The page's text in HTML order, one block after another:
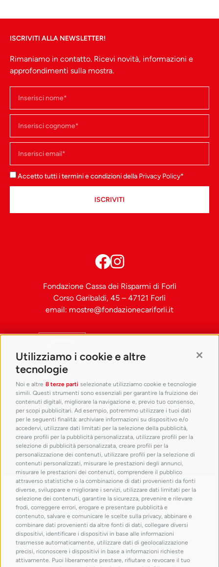
Utilizziamo i cookie e altre
tecnologie
Noi e altre 8 terze parti selezionate utilizziamo cookie e tecnologie
simili. Questi strumenti sono essenziali per garantire la fruizione dei
contenuti digitali, migliorare la navigazione e, previo tuo consenso,
per scopi pubblicitari. Ad esempio, potremmo utilizzare i tuoi dati
per le seguenti finalità: archiviare informazioni su dispositivo e/o
accedervi, utilizzare dati limitati per la selezione della pubblicità,
creare profili per la pubblicità personalizzata, utilizzare profili per la
selezione di pubblicità personalizzata, creare profili per la
personalizzazione dei contenuti, utilizzare profili per la selezione di
contenuti personalizzati, misurare le prestazioni degli annunci,
misurare le prestazioni dei contenuti, comprendere il pubblico
attraverso statistiche o la combinazione di dati provenienti da fonti
diverse, sviluppare e migliorare i servizi, utilizzare dati limitati per la
selezione dei contenuti, garantire la sicurezza, prevenire e rilevare
frodi, correggere errori, erogare e presentare pubblicità e
contenuto, salvare e comunicare le scelte sulla privacy, abbinare e
combinare dati provenienti da altre fonti di dati, collegare diversi
dispositivi, identificare i dispositivi in base alle informazioni
trasmesse automaticamente, utilizzare dati di geolocalizzazione
precisi, riconoscere i dispositivi in base a informazioni richieste
attivamente. Puoi liberamente prestare, rifiutare o revocare il tuo
Suonatore di
lira (Genio
musicale)
Libero Andreotti - 1910,
bronzo. Collezione
Banca Monte dei Paschi
di Siena
Galileo Chini
Internazionale delle
Ceramiche in Faenza
Giovanni Boldini
La signora in
ISCRIVITI ALLA NEWSLETTER!
Rimaniamo in contatto. Ricevi novità, informazioni e
approfondimenti sulla mostra.
Accetto tutti i termini e condizioni della Privacy Policy*
ISCRIVITI
Fondazione Cassa dei Risparmi di Forlì
Corso Garibaldi, 45 – 47121 Forlì
email: mostre@fondazionecariforli.it
con il patrocinio di